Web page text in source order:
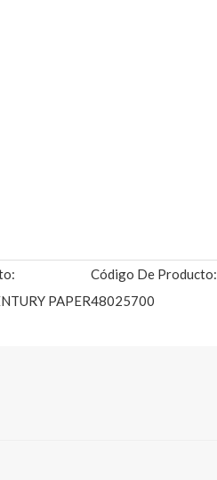
PAPER
Código De Producto:
48025700
de dibujo de planos/papel de